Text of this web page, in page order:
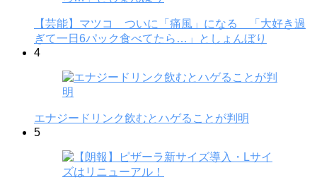
【芸能】マツコ ついに「痛風」になる 「大好き過
ぎて一日6パック食べてたら…」としょんぼり
4
エナジードリンク飲むとハゲることが判明
5